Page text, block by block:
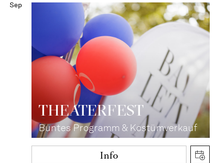
Sep
THEATER­FEST
Buntes Programm & Kostümverkauf
Info